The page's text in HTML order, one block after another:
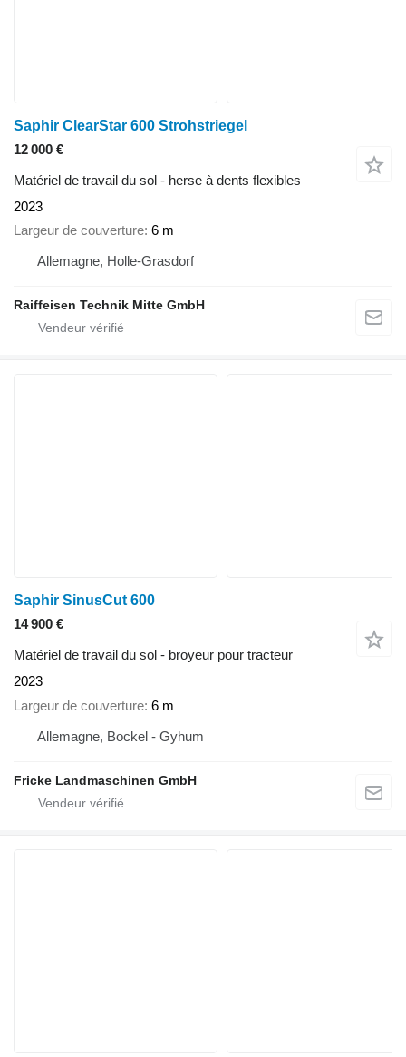
Saphir ClearStar 600 Strohstriegel
12 000 €
Matériel de travail du sol - herse à dents flexibles
2023
Largeur de couverture 6 m
Allemagne, Holle-Grasdorf
Raiffeisen Technik Mitte GmbH
Saphir SinusCut 600
14 900 €
Matériel de travail du sol - broyeur pour tracteur
2023
Largeur de couverture 6 m
Allemagne, Bockel - Gyhum
Fricke Landmaschinen GmbH